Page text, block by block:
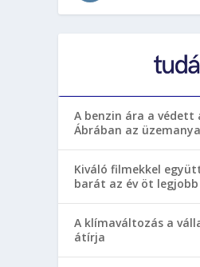
A benzin ára a
Ábrában az
Kiváló filmekkel
barát az év öt
A klímaváltozás a
átírja